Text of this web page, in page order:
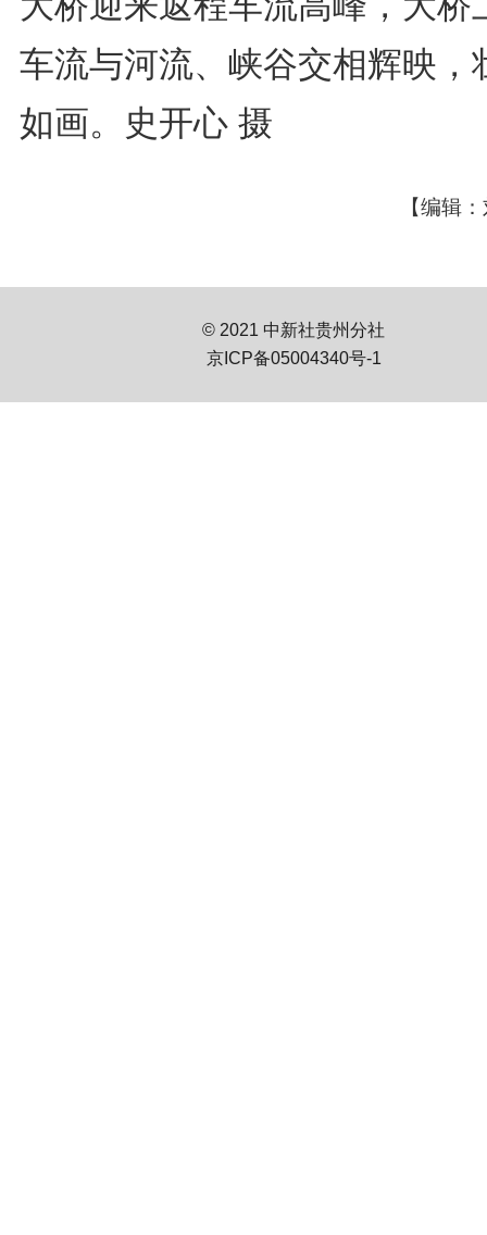
车流与河流、峡谷交相辉映，
如画。史开心 摄
【编辑
© 2021 中新社贵州分社
京ICP备05004340号-1